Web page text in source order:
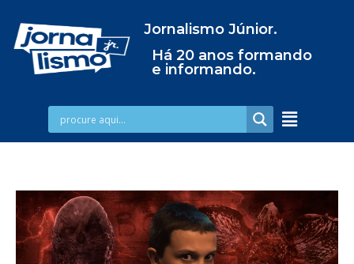
Jornalismo Júnior.
Há 20 anos formando
e informando.